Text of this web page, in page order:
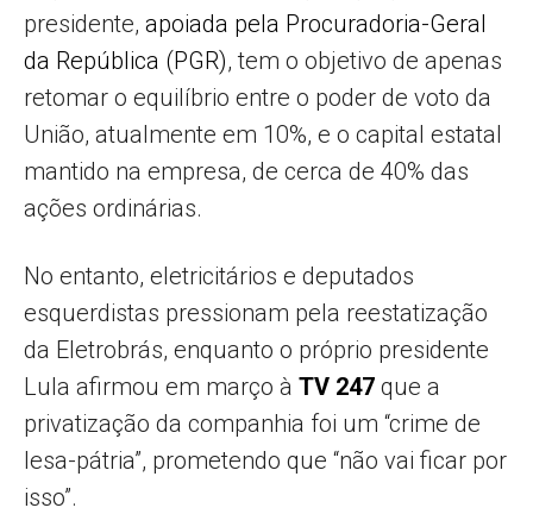
presidente, apoiada pela Procuradoria-Geral
da República (PGR), tem o objetivo de apenas
retomar o equilíbrio entre o poder de voto da
União, atualmente em 10%, e o capital estatal
mantido na empresa, de cerca de 40% das
ações ordinárias.
No entanto, eletricitários e deputados
esquerdistas pressionam pela reestatização
da Eletrobrás, enquanto o próprio presidente
Lula afirmou em março à TV 247 que a
privatização da companhia foi um “crime de
lesa-pátria”, prometendo que “não vai ficar por
isso”.